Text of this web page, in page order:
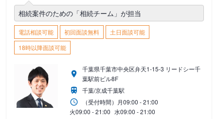
相続案件のための「相続チーム」が担当
電話相談可能 初回面談無料
土日面談可能
18時以降面談可能
千葉県千葉市中央区弁天1-15-3 リードシー千
葉駅前ビル8F
千葉/京成千葉駅
（受付時間） 月09:00 - 21:00
火09:00 - 21:00 水09:00 - 21:00